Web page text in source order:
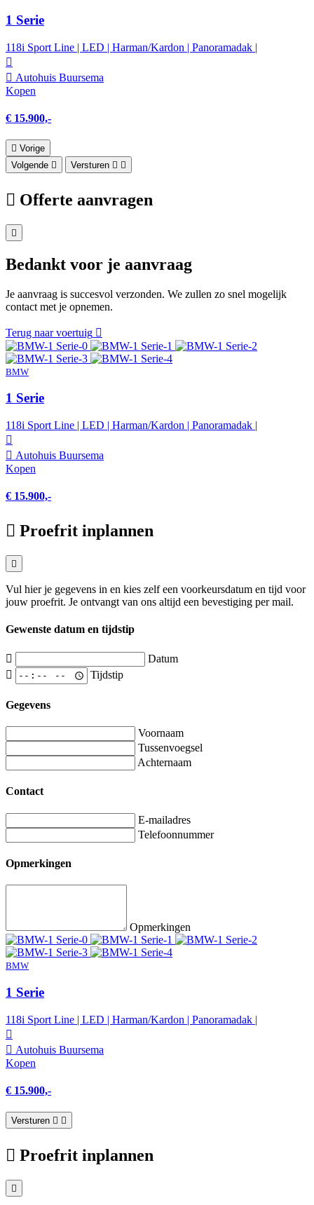
1 Serie
118i Sport Line | LED | Harman/Kardon | Panoramadak |
Autohuis Buursema
Kopen
€ 15.900,-
Vorige
Volgende
Versturen
Offerte aanvragen
Bedankt voor je aanvraag
Je aanvraag is succesvol verzonden. We zullen zo snel mogelijk
contact met je opnemen.
Terug naar voertuig
BMW
1 Serie
118i Sport Line | LED | Harman/Kardon | Panoramadak |
Autohuis Buursema
Kopen
€ 15.900,-
Proefrit inplannen
Vul hier je gegevens in en kies zelf een voorkeursdatum en tijd voor
jouw proefrit. Je ontvangt van ons altijd een bevestiging per mail.
Gewenste datum en tijdstip
Datum
Tijdstip
Gegevens
Voornaam
Tussenvoegsel
Achternaam
Contact
E-mailadres
Telefoonnummer
Opmerkingen
Opmerkingen
BMW
1 Serie
118i Sport Line | LED | Harman/Kardon | Panoramadak |
Autohuis Buursema
Kopen
€ 15.900,-
Versturen
Proefrit inplannen